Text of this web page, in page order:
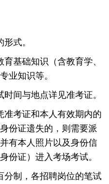
式。
育基础知识（含教育学、
业知识等。
时间与地点详见准考证。
准考证和本人有效期内的
份证遗失的，则需要派
有本人照片以及身份信
份证）进入考场考试。
分制，各招聘岗位的笔试